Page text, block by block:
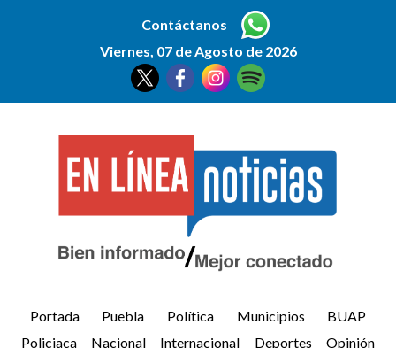
Contáctanos
Viernes, 07 de Agosto de 2026
Portada Puebla Política Municipios
BUAP
Policiaca
Nacional Internacional Deportes
Opinión